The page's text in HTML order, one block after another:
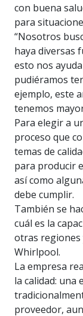
con buena
para
“Nosotros
haya diversas
esto nos
pudiéramos
ejemplo, este
tenemos
Para elegir a
proceso que
temas de
para producir
así como
debe cumplir.
También se
cuál es la
otras regiones
Whirlpool.
La empresa
la calidad: una
proveedor,